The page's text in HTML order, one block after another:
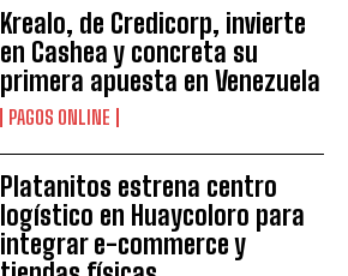
Krealo, de Credicorp, invierte
en Cashea y concreta su
primera apuesta en Venezuela
PAGOS ONLINE
Platanitos estrena centro
logístico en Huaycoloro para
integrar e-commerce y